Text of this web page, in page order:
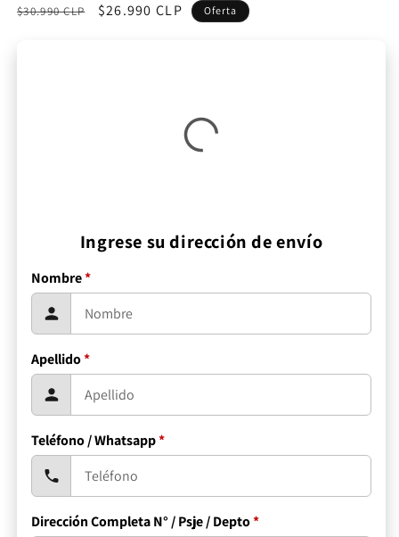
Precio
$30.990 CLP
Precio
$26.990 CLP Oferta
Ingrese su dirección de envío
Nombre*
Apellido*
Teléfono / Whatsapp*
Dirección Completa N° / Psje / Depto*